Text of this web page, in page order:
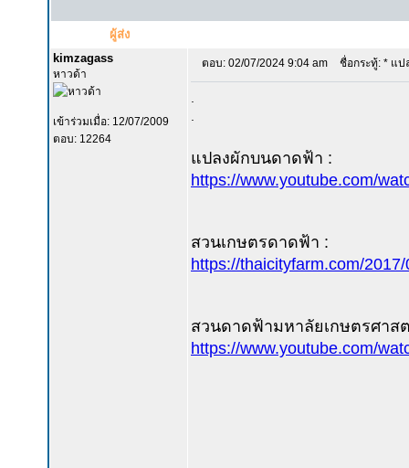
ผู้ส่ง
kimzagass
หาวด้า
เข้าร่วมเมื่อ: 12/07/2009
ตอบ: 12264
ตอบ: 02/07/2024 9:04 am ชื่อกระทู้: * แ
แปลงผักบนดาดฟ้า :
https://www.youtube.com/
สวนเกษตรดาดฟ้า :
https://thaicityfarm.com/
สวนดาดฟ้ามหาลัยเกษตรศาส
https://www.youtube.com/